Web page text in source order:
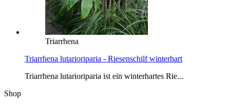
Triarrhena
Triarrhena lutarioriparia - Riesenschilf winterhart
Triarrhena lutarioriparia ist ein winterhartes Rie...
Shop